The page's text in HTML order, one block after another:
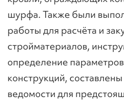
шурфа. Также были
работы для расчёта и
стройматериалов,
определение
конструкций,
ведомости для